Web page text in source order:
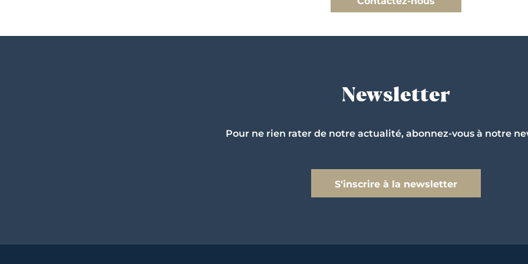
Newsletter
Pour ne rien rater de notre actualité, abonnez-vous à notre
S'inscrire à la newsletter